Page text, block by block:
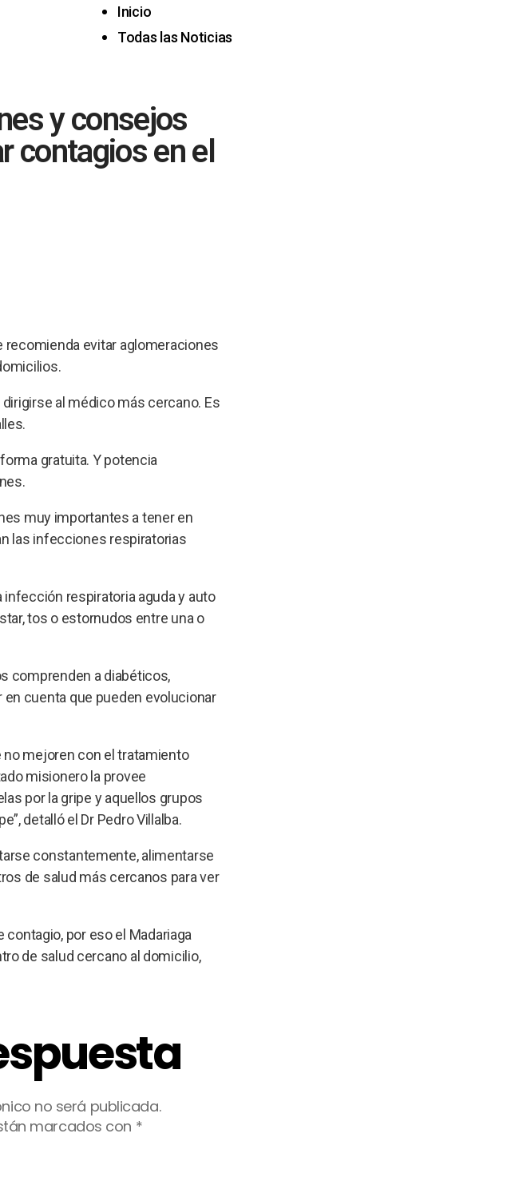
Inicio
Todas las Noticias
y consejos
contagios en el
recomienda evitar aglomeraciones
al médico más cercano. Es
gratuita. Y potencia
muy importantes a tener en
las infecciones respiratorias
respiratoria aguda y auto
tos o estornudos entre una o
comprenden a diabéticos,
cuenta que pueden evolucionar
no mejoren con el tratamiento
misionero la provee
por la gripe y aquellos grupos
detalló el Dr Pedro Villalba.
constantemente, alimentarse
de salud más cercanos para ver
por eso el Madariaga
de salud cercano al domicilio,
no será publicada.
marcados con *